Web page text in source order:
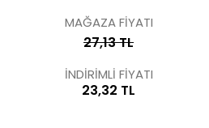
MAĞAZA FİYATI
27,13 TL
İNDİRİMLİ FİYATI
23,32 TL